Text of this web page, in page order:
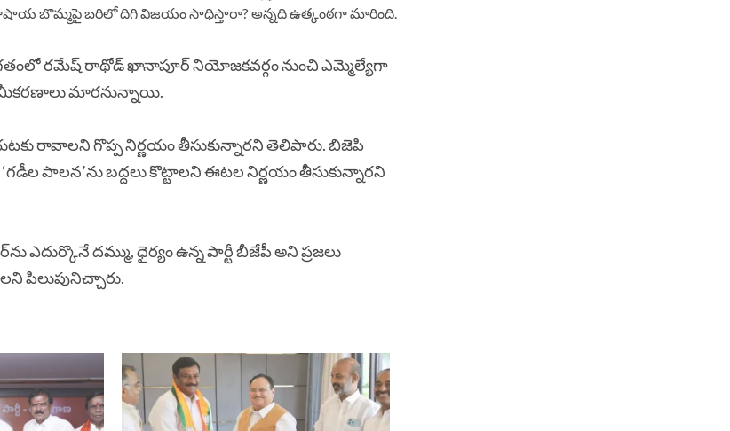
బొమ్మపై బరిలో దిగి విజయం సాధిస్తారా? అన్నది ఉత్కంఠగా మారింది.
రమేష్ రాథోడ్ ఖానాపూర్ నియోజకవర్గం నుంచి ఎమ్మెల్యేగా
మారనున్నాయి.
రావాల‌ని గొప్ప నిర్ణయం తీసుకున్నారని తెలిపారు. బిజెపి
పాలన’ను బద్దలు కొట్టాల‌ని ఈటల నిర్ణ‌యం తీసుకున్నారని
ఎదుర్కొనే దమ్ము, ధైర్యం ఉన్న‌ పార్టీ బీజేపీ అని ప్ర‌జ‌లు
పిలుపునిచ్చారు.